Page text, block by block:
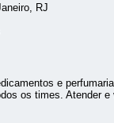
RJ
e
os times. Atender e